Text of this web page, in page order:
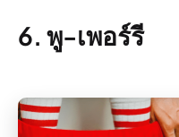
6. พู-เพอร์รี